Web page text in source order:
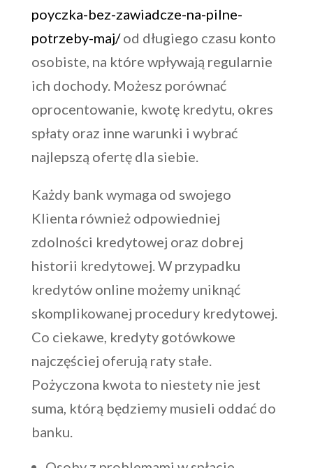
poyczka-bez-zawiadcze-na-pilne-
potrzeby-maj/od długiego czasu konto
osobiste, na które wpływają regularnie
ich dochody. Możesz porównać
oprocentowanie, kwotę kredytu, okres
spłaty oraz inne warunki i wybrać
najlepszą ofertę dla siebie.
Każdy bank wymaga od swojego
Klienta również odpowiedniej
zdolności kredytowej oraz dobrej
historii kredytowej. W przypadku
kredytów online możemy uniknąć
skomplikowanej procedury kredytowej.
Co ciekawe, kredyty gotówkowe
najczęściej oferują raty stałe.
Pożyczona kwota to niestety nie jest
suma, którą będziemy musieli oddać do
banku.